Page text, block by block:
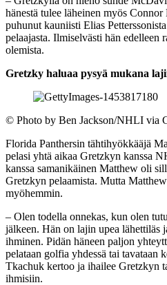
hänestä tulee läheinen myös
puhunut kauniisti Elias
pelaajasta. Ilmiselvästi hän edelleen
olemista.
Gretzky haluaa pysyä mukana
© Photo by Ben Jackson/NHLI via
Florida Panthersin tähtihyökkääjä
pelasi yhtä aikaa Gretzkyn kanssa
kanssa samanikäinen Matthew oli
Gretzkyn pelaamista. Mutta
myöhemmin.
– Olen todella onnekas, kun olen
jälkeen. Hän on lajin upea lähettiläs
ihminen. Pidän häneen paljon
pelataan golfia yhdessä tai tavataan
Tkachuk kertoo ja ihailee Gretzkyn
ihmisiin.